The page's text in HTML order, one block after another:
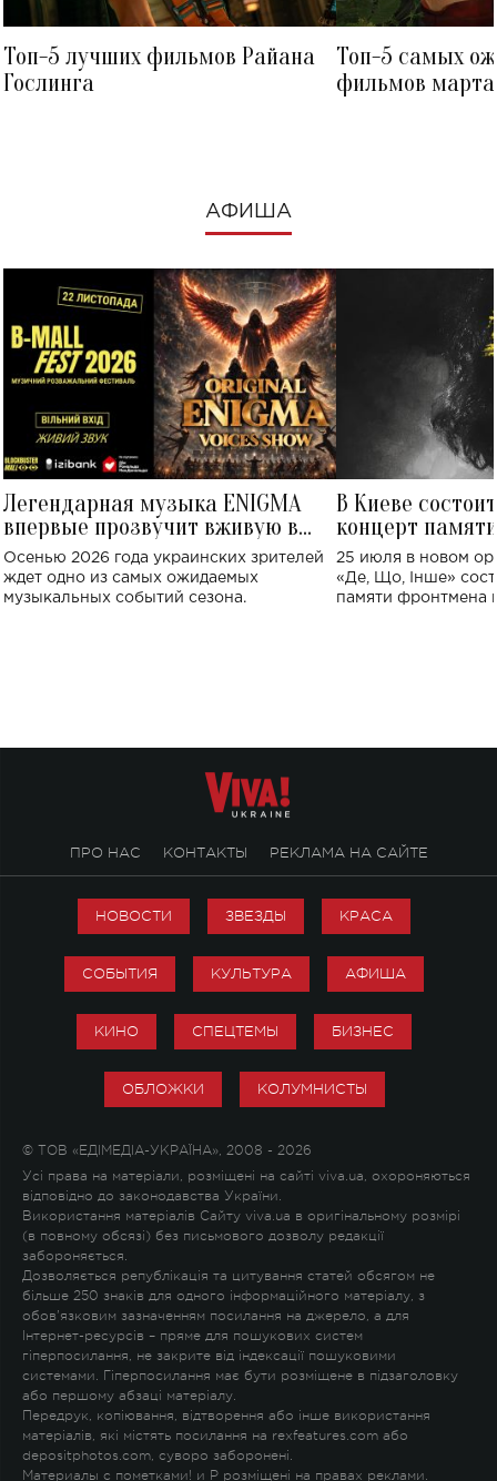
Топ-5 лучших фильмов Райана
Гослинга
Топ-5 самых
фильмов
АФИША
Легендарная музыка ENIGMA
впервые прозвучит вживую в
Украине: где состоится концерт
Осенью 2026 года украинских зрителей
ждет одно из самых ожидаемых
музыкальных событий сезона.
В Киеве
концерт
Клименко:
исполнят песни
25 июля в новом
«Де, Що, Інше»
памяти фронтмена
ПРО НАС КОНТАКТЫ РЕКЛАМА НА САЙТЕ
НОВОСТИ ЗВЕЗДЫ КРАСА
СОБЫТИЯ КУЛЬТУРА АФИША
КИНО СПЕЦТЕМЫ БИЗНЕС
ОБЛОЖКИ КОЛУМНИСТЫ
© ТОВ «ЕДІМЕДІА-УКРАЇНА», 2008 - 2026
Усі права на матеріали, розміщені на сайті viva.ua, охороняються
відповідно до законодавства України.
Використання матеріалів Сайту viva.ua в оригінальному розмірі
(в повному обсязі) без письмового дозволу редакції
забороняється.
Дозволяється републікація та цитування статей обсягом не
більше 250 знаків для одного інформаційного матеріалу, з
обов'язковим зазначенням посилання на джерело, а для
Інтернет-ресурсів – пряме для пошукових систем
гіперпосилання, не закрите від індексації пошуковими
системами. Гіперпосилання має бути розміщене в підзаголовку
або першому абзаці матеріалу.
Передрук, копіювання, відтворення або інше використання
матеріалів, які містять посилання на rexfeatures.com або
depositphotos.com, суворо заборонені.
Материалы с пометками! и P розміщені на правах реклами.